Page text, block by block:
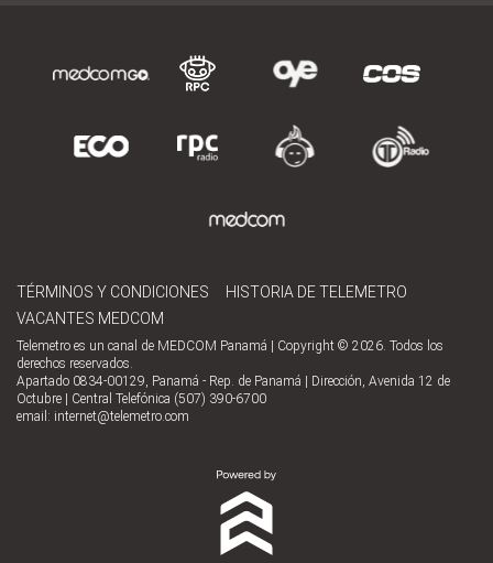
TÉRMINOS Y CONDICIONES
HISTORIA DE TELEMETRO
VACANTES MEDCOM
Telemetro es un canal de MEDCOM Panamá | Copyright © 2026. Todos los
derechos reservados.
Apartado 0834-00129, Panamá - Rep. de Panamá | Dirección, Avenida 12 de
Octubre | Central Telefónica (507) 390-6700
email: internet@telemetro.com